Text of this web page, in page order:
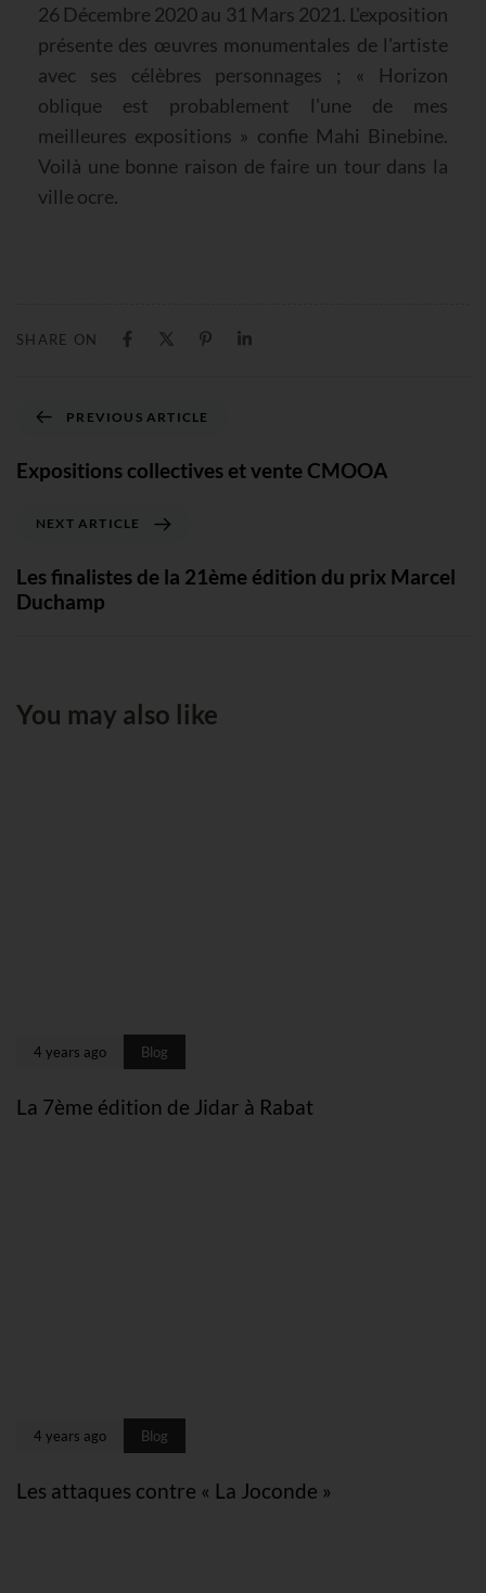
26 Décembre 2020 au 31 Mars 2021. L'exposition
présente des œuvres monumentales de l'artiste
avec ses célèbres personnages ; « Horizon
oblique est probablement l'une de mes
meilleures expositions » confie Mahi Binebine.
Voilà une bonne raison de faire un tour dans la
ville ocre.
SHARE ON
PREVIOUS ARTICLE
Expositions collectives et vente CMOOA
NEXT ARTICLE
Les finalistes de la 21ème édition du prix Marcel
Duchamp
You may also like
4 years ago Blog
La 7ème édition de Jidar à Rabat
4 years ago Blog
Les attaques contre « La Joconde »